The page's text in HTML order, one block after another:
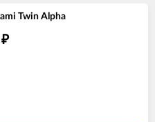
Twin Alpha
₽